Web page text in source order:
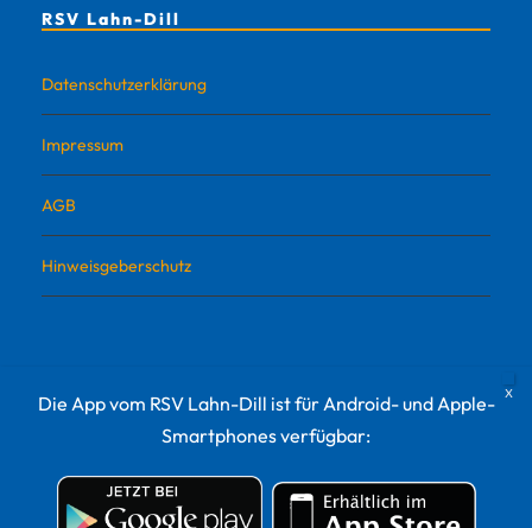
RSV Lahn-Dill
Datenschutzerklärung
Impressum
AGB
Hinweisgeberschutz
Die App vom RSV Lahn-Dill ist für Android- und Apple-
Smartphones verfügbar: